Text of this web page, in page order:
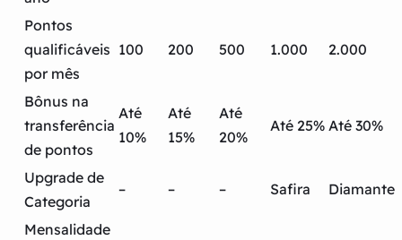
Pontos
qualificáveis
por mês
100 200 500 1.000 2.000
Bônus na
transferência
de pontos
Até
10%
Até
15%
Até
20%
Até 25% Até 30%
Upgrade de
Categoria
– – – Safira Diamante
Mensalidade